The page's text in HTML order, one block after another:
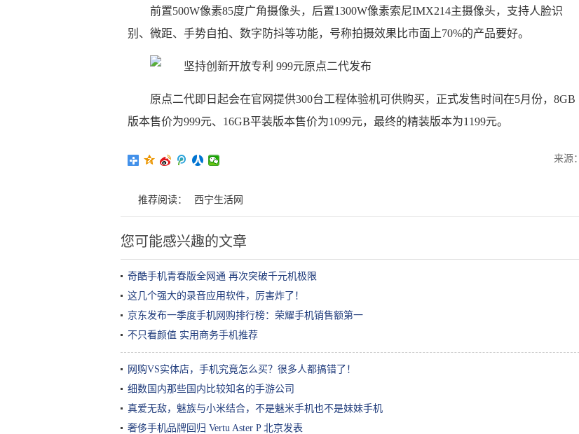
前置500W像素85度广角摄像头，后置1300W像素索尼IMX214主摄像头，支持人脸识
别、微距、手势自拍、数字防抖等功能，号称拍摄效果比市面上70%的产品要好。
原点二代即日起会在官网提供300台工程体验机可供购买，正式发售时间在5月份，8GB
版本售价为999元、16GB平装版本售价为1099元，最终的精装版本为1199元。
来源：
推荐阅读： 西宁生活网
您可能感兴趣的文章
奇酷手机青春版全网通 再次突破千元机极限
这几个强大的录音应用软件，厉害炸了！
京东发布一季度手机网购排行榜：荣耀手机销售额第一
不只看颜值 实用商务手机推荐
网购VS实体店，手机究竟怎么买？很多人都搞错了！
细数国内那些国内比较知名的手游公司
真爱无敌，魅族与小米结合，不是魅米手机也不是妹妹手机
奢侈手机品牌回归 Vertu Aster P 北京发表